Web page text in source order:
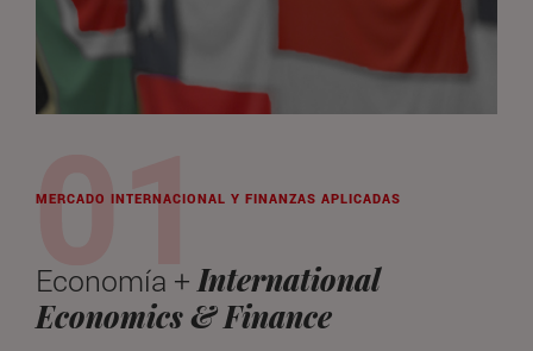
MERCADO INTERNACIONAL Y FINANZAS APLICADAS
Economía + International
Economics & Finance